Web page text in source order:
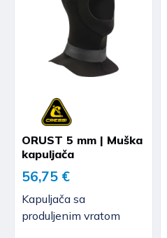
ORUST 5 mm | Muška
kapuljača
56,75 €
Kapuljača sa
produljenim vratom